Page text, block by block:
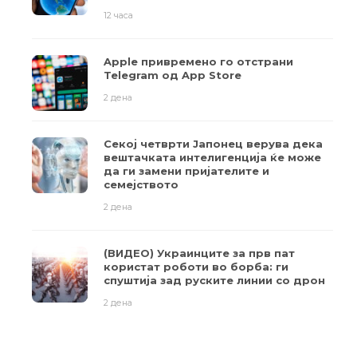
12 часа
Apple привремено го отстрани
Telegram од App Store
2 дена
Секој четврти Јапонец верува дека
вештачката интелигенција ќе може
да ги замени пријателите и
семејството
2 дена
(ВИДЕО) Украинците за прв пат
користат роботи во борба: ги
спуштија зад руските линии со дрон
2 дена